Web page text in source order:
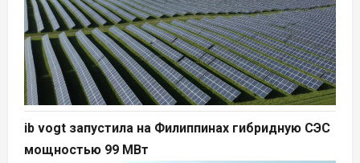
ib vogt запустила на Филиппинах гибридную СЭС
мощностью 99 МВт